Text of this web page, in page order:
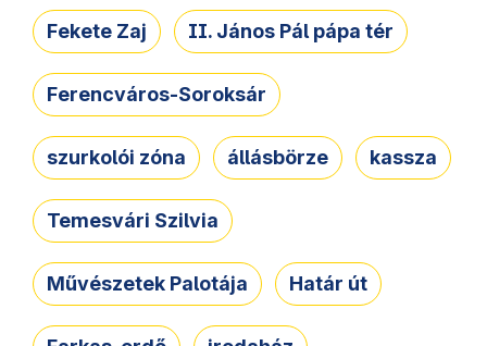
Fekete Zaj II. János Pál pápa tér
Ferencváros-Soroksár
szurkolói zóna állásbörze kassza
Temesvári Szilvia
Művészetek Palotája Határ út